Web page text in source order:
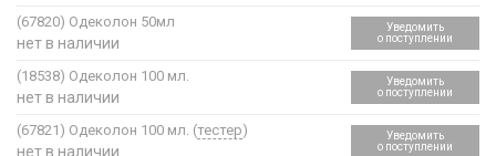
(67820) Одеколон 50мл
нет в наличии
Уведомить
о поступлении
(18538) Одеколон 100 мл.
нет в наличии
Уведомить
о поступлении
(67821) Одеколон 100 мл. (тестер)
нет в наличии
Уведомить
о поступлении